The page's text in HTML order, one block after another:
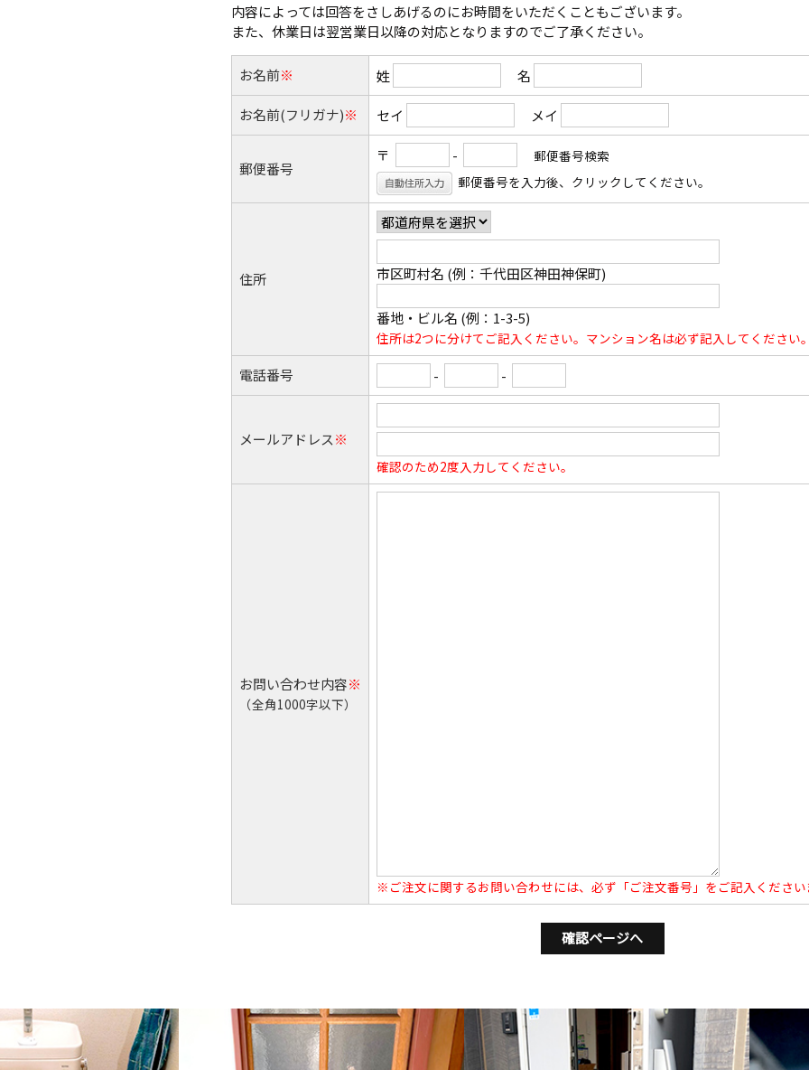
内容によっては回答をさしあげるのにお時間をいただくこともございます。
また、休業日は翌営業日以降の対応となりますのでご了承ください。
お名前※ 姓 名
お名前(フリガナ)※ セイ メイ
郵便番号
〒 -
郵便番号検索
郵便番号を入力後、クリックしてください。
住所 市区町村名 (例：千代田区神田神保町)
番地・ビル名 (例：1-3-5)
住所は2つに分けてご記入ください。マンション名は必ず記入してください
電話番号 - -
メールアドレス※
確認のため2度入力してください。
お問い合わせ内容※
（全角1000字以下）
※ご注文に関するお問い合わせには、必ず「ご注文番号」をご記入くださ